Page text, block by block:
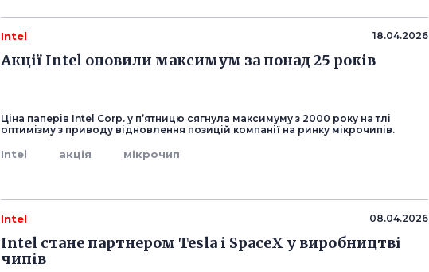
Intel 18.04.2026
Акції Intel оновили максимум за понад 25 років
Ціна паперів Intel Corp. у п’ятницю сягнула максимуму з 2000 року на тлі
оптимізму з приводу відновлення позицій компанії на ринку мікрочипів.
Intel акція мікрочип
Intel 08.04.2026
Intel стане партнером Tesla і SpaceX у виробництві
чипів